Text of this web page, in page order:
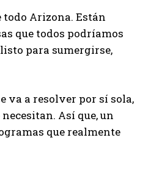
todo Arizona. Están
que todos podríamos
para sumergirse,
va a resolver por sí sola,
Así que, un
que realmente